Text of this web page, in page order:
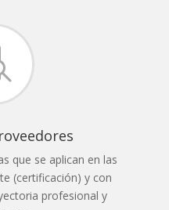
que se aplican en las
(certificación) y con
profesional y